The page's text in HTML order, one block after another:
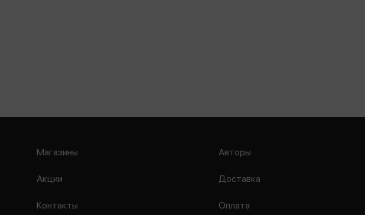
Магазины
Акции
Контакты
Авторы
Доставка
Оплата